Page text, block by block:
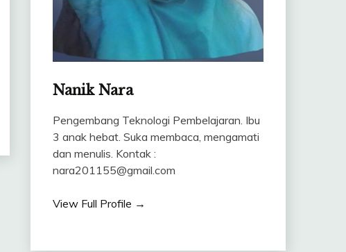
Nanik Nara
Pengembang Teknologi Pembelajaran. Ibu
3 anak hebat. Suka membaca, mengamati
dan menulis. Kontak :
nara201155@gmail.com
View Full Profile →